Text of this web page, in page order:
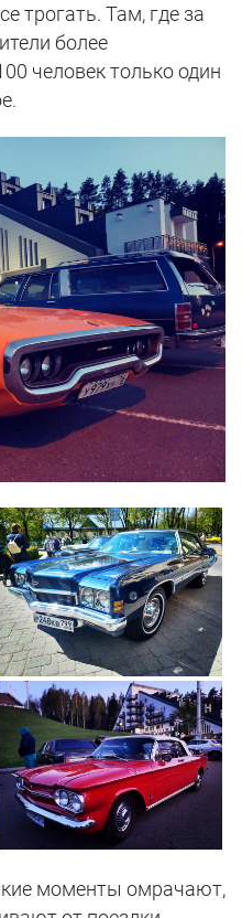
трогать. Там, где за
более
человек только один
моменты омрачают,